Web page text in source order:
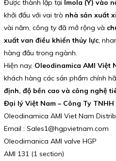
Được thành lập tại Imola (Ý) vào
khởi đầu với vai trò nhà sản xuất
vài năm, công ty đã mở rộng và
xuất van điều khiển thủy lực,
hàng đầu trong ngành.
Hiện nay, Oleodinamica AMI Việt
khách hàng các sản phẩm chính
định, độ bền cao và công nghệ
Đại lý Việt Nam – Công Ty
Oleodinamica AMI Viet Nam
Email : Sales1@hgpvietnam.com
Oleodimanica AMI valve HGP
AMI 131 (1 section)